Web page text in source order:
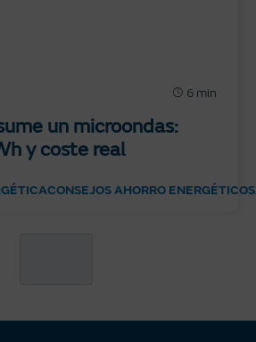
6 min
un microondas:
y coste real
CONSEJOS AHORRO ENERGÉTICO